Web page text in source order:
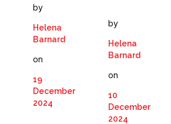
by
Helena
Barnard
on
19
December
2024
by
Helena
Barnard
on
10
December
2024